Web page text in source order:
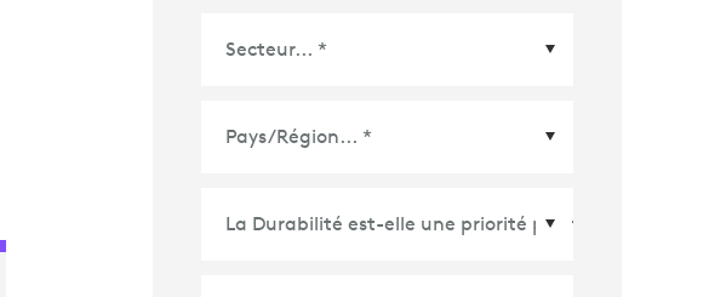
Pays/Région *